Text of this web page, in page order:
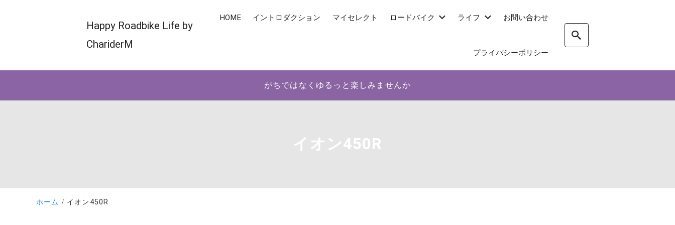
Happy Roadbike Life by
ChariderM
HOME イントロダクション マイセレクト ロードバイク ライフ お問い合わせ
プライバシーポリシー
がちではなくゆるっと楽しみませんか
イオン450R
ホーム イオン450R